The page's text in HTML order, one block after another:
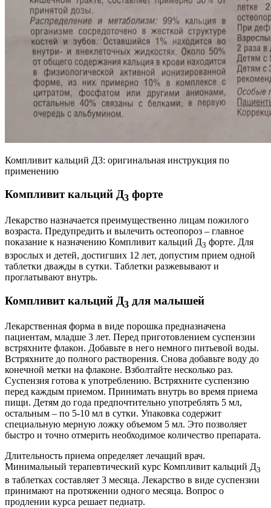
Компливит кальций Д3: оригинальная инструкция по
применению
Компливит кальций Д3 форте
Лекарство назначается преимущественно лицам пожилого
возраста. Предупредить и вылечить остеопороз – главное
показание к назначению Компливит кальций Д3 форте. Для
взрослых и детей, достигших 12 лет, допустим прием одной
таблетки дважды в сутки. Таблетки разжевывают и
проглатывают внутрь.
Компливит кальций Д3 для малышей
Лекарственная форма в виде порошка предназначена
пациентам, младше 3 лет. Перед приготовлением суспензии
встряхните флакон. Добавьте в него немного питьевой воды.
Встряхните до полного растворения. Снова добавьте воду до
конечной метки на флаконе. Взболтайте несколько раз.
Суспензия готова к употреблению. Встряхните суспензию
перед каждым приемом. Принимать внутрь во время приема
пищи. Детям до года предпочтительно употреблять 5 мл,
остальным – по 5-10 мл в сутки. Упаковка содержит
специальную мерную ложку объемом 5 мл. Это позволяет
быстро и точно отмерить необходимое количество препарата.
Длительность приема определяет лечащий врач.
Минимальный терапевтический курс Компливит кальций Д3
в таблетках составляет 3 месяца. Лекарство в виде суспензии
принимают на протяжении одного месяца. Вопрос о
продлении курса решает педиатр.